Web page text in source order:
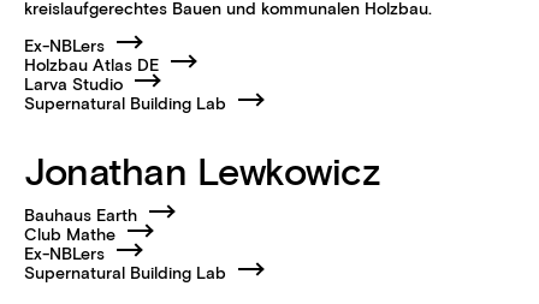
kreislaufgerechtes Bauen und kommunalen Holzbau.
Ex-NBLers
Holzbau Atlas DE
Larva Studio
Supernatural Building Lab
Jonathan Lewkowicz
Bauhaus Earth
Club Mathe
Ex-NBLers
Supernatural Building Lab